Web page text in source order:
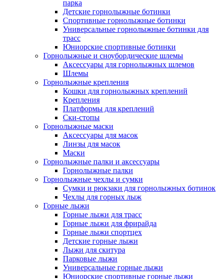
парка
Детские горнолыжные ботинки
Спортивные горнолыжные ботинки
Универсальные горнолыжные ботинки для
трасс
Юниорские спортивные ботинки
Горнолыжные и сноубордические шлемы
Аксессуары для горнолыжных шлемов
Шлемы
Горнолыжные крепления
Кошки для горнолыжных креплений
Крепления
Платформы для креплений
Ски-стопы
Горнолыжные маски
Аксессуары для масок
Линзы для масок
Маски
Горнолыжные палки и аксессуары
Горнолыжные палки
Горнолыжные чехлы и сумки
Сумки и рюкзаки для горнолыжных ботинок
Чехлы для горных лыж
Горные лыжи
Горные лыжи для трасс
Горные лыжи для фрирайда
Горные лыжи спортцех
Детские горные лыжи
Лыжи для скитура
Парковые лыжи
Универсальные горные лыжи
Юниорские спортивные горные лыжи